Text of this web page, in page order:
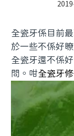
預約牙醫
全瓷牙係目前
於一些不係好
全瓷牙還不係
問。咁全瓷牙